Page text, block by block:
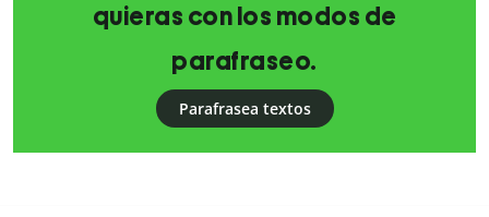
quieras con los modos de
parafraseo.
Parafrasea textos